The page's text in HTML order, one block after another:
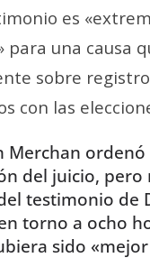
es
para una causa
sobre
con las
Merchan ordenó
del juicio, pero
testimonio de
torno a ocho
sido